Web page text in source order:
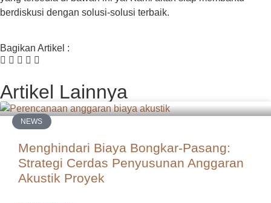
berdiskusi dengan solusi-solusi terbaik.
Bagikan Artikel :
Artikel Lainnya
NEWS
Menghindari Biaya Bongkar-Pasang:
Strategi Cerdas Penyusunan Anggaran
Akustik Proyek